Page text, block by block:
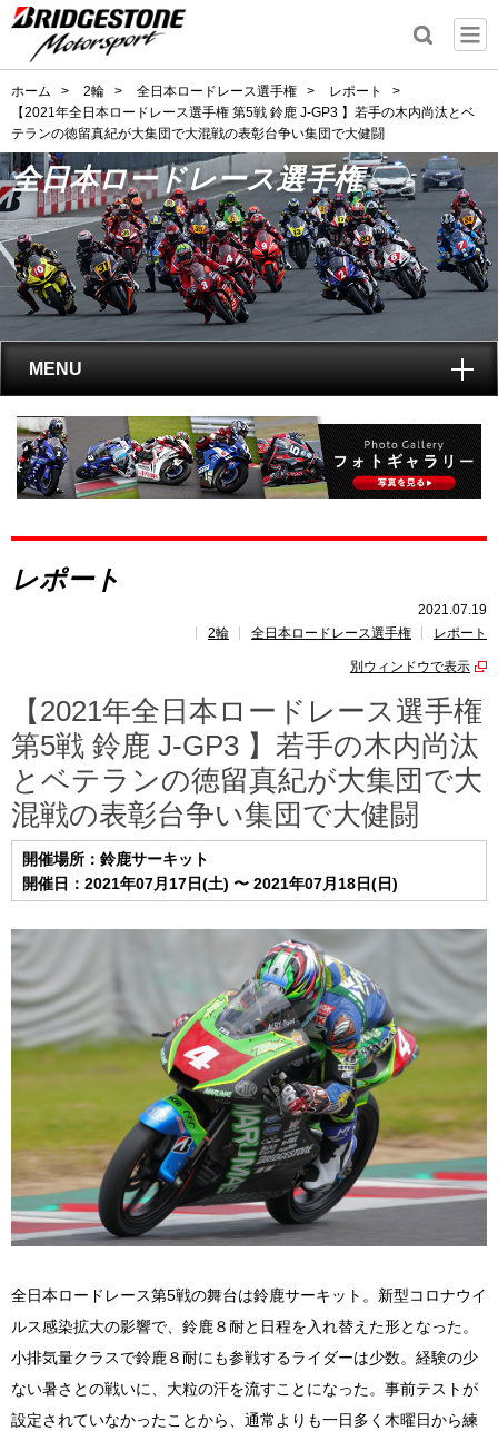
ホーム > 2輪 > 全日本ロードレース選手権 > レポート
>
【2021年全日本ロードレース選手権 第5戦 鈴鹿 J-GP3 】若手の木内尚汰とベ
テランの徳留真紀が大集団で大混戦の表彰台争い集団で大健闘
全日本ロードレース選手権
MENU
トップ
全日本ロードレース選手権とは?
レポート
速報
ポイント ランキング
レポート
2021.07.19
2輪
全日本ロードレース選手権 レポート
別ウィンドウで表示
【2021年全日本ロードレース選手権
第5戦 鈴鹿 J-GP3 】若手の木内尚汰
とベテランの徳留真紀が大集団で大
混戦の表彰台争い集団で大健闘
開催場所：鈴鹿サーキット
開催日：2021年07月17日(土) 〜 2021年07月18日(日)
全日本ロードレース第5戦の舞台は鈴鹿サーキット。新型コロナウイ
ルス感染拡大の影響で、鈴鹿８耐と日程を入れ替えた形となった。
小排気量クラスで鈴鹿８耐にも参戦するライダーは少数。経験の少
ない暑さとの戦いに、大粒の汗を流すことになった。事前テストが
設定されていなかったことから、通常よりも一日多く木曜日から練